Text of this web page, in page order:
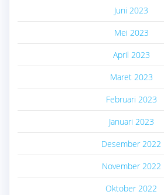
Juni 2023
Mei 2023
April 2023
Maret 2023
Februari 2023
Januari 2023
Desember 2022
November 2022
Oktober 2022